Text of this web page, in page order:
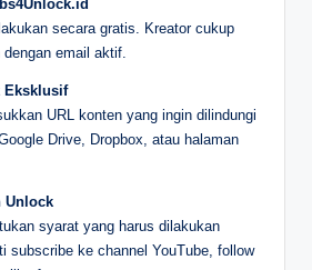
secara gratis. Kreator cukup
email aktif.
Eksklusif
URL konten yang ingin dilindungi
Drive, Dropbox, atau halaman
Unlock
syarat yang harus dilakukan
subscribe ke channel YouTube, follow